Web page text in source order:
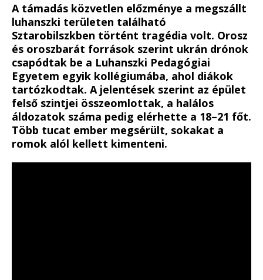
A támadás közvetlen előzménye a megszállt
luhanszki területen található
Sztarobilszkben történt tragédia volt. Orosz
és oroszbarát források szerint ukrán drónok
csapódtak be a Luhanszki Pedagógiai
Egyetem egyik kollégiumába, ahol diákok
tartózkodtak. A jelentések szerint az épület
felső szintjei összeomlottak, a halálos
áldozatok száma pedig elérhette a 18–21 főt.
Több tucat ember megsérült, sokakat a
romok alól kellett kimenteni.